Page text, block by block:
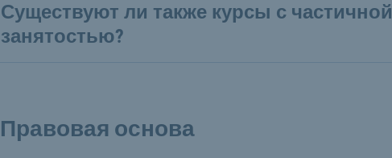
Существуют ли также курсы с частичной
занятостью?
Правовая основа